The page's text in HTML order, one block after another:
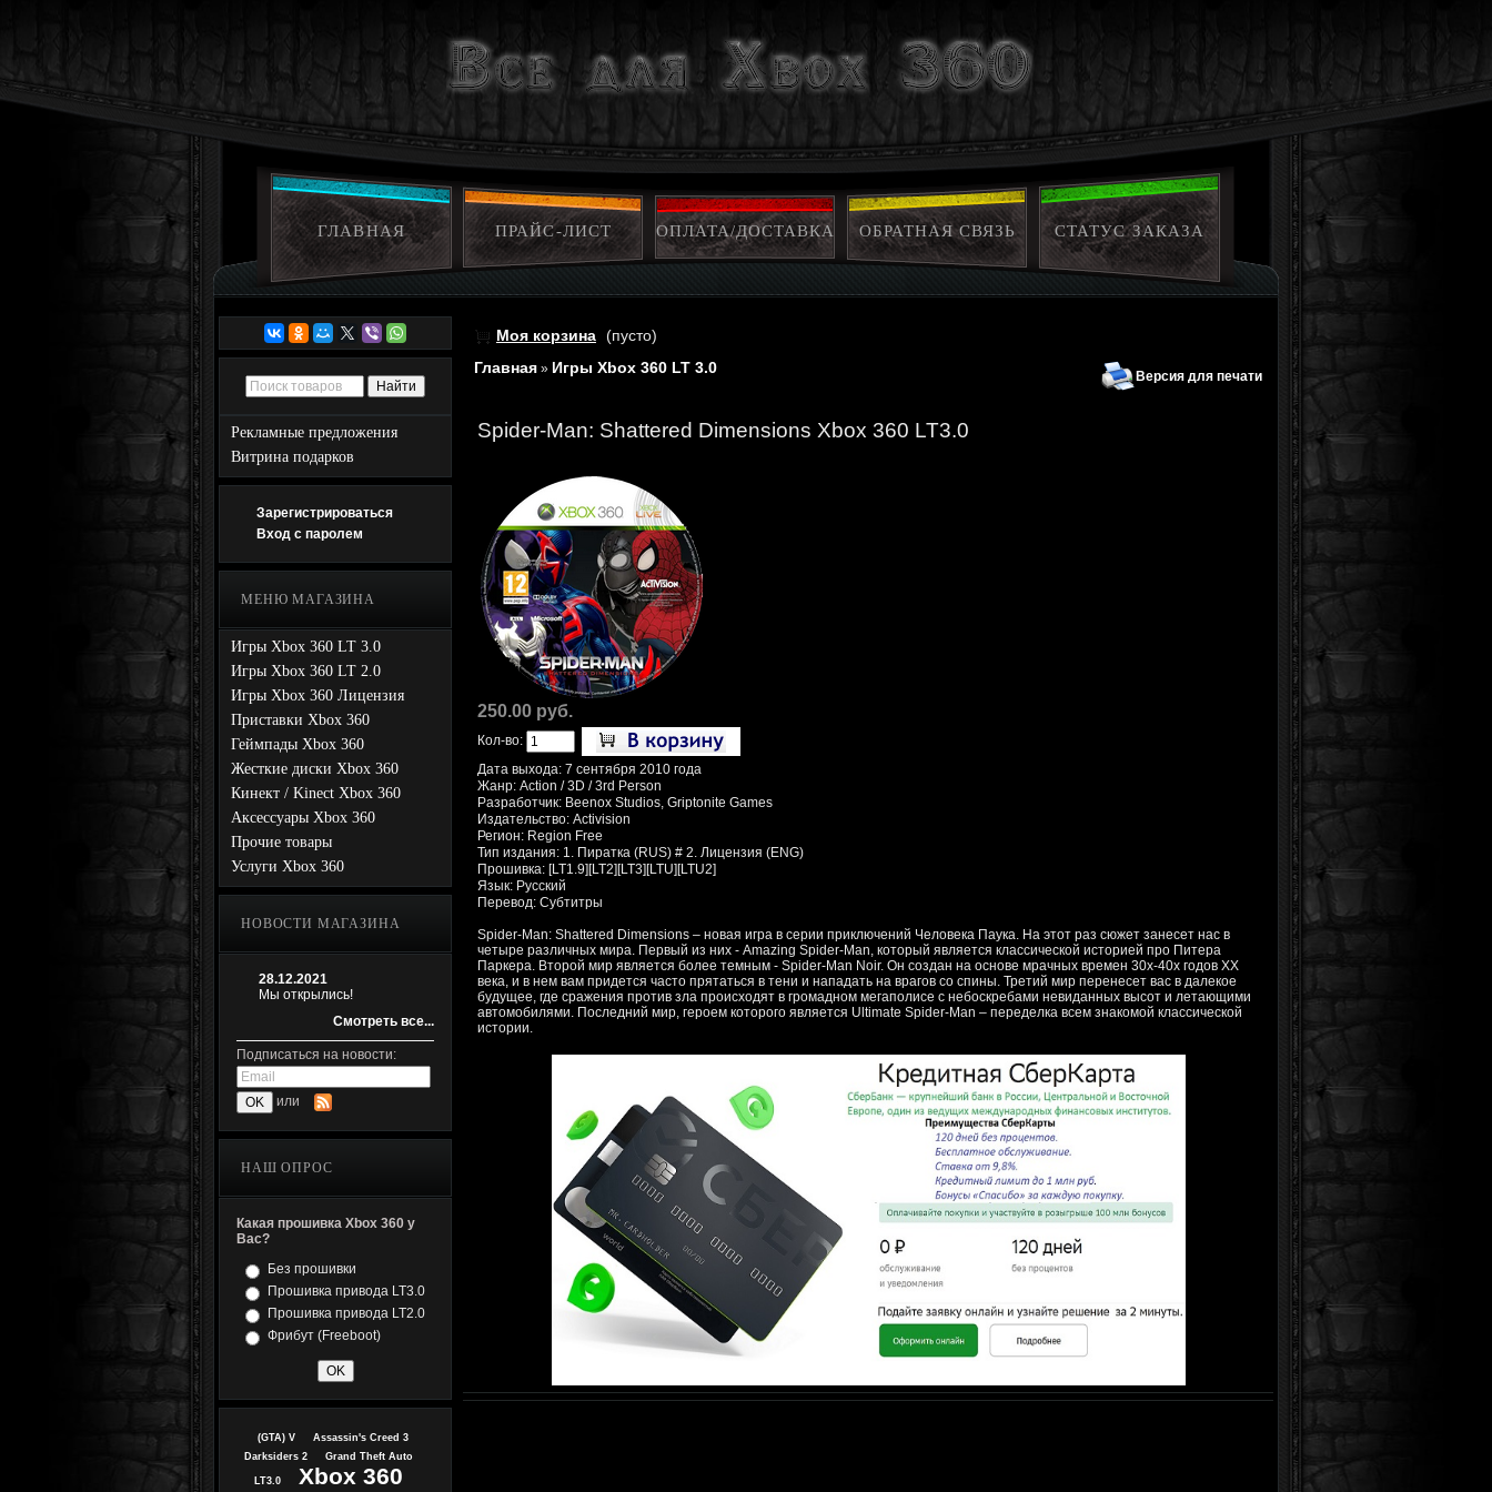
ГЛАВНАЯ ПРАЙС-ЛИСТ ОПЛАТА/ДОСТАВКА ОБРАТНАЯ СВЯЗЬ СТАТУС ЗАКАЗА
Рекламные предложения
Витрина подарков
Зарегистрироваться
Вход с паролем
МЕНЮ МАГАЗИНА
Игры Xbox 360 LT 3.0
Игры Xbox 360 LT 2.0
Игры Xbox 360 Лицензия
Приставки Xbox 360
Геймпады Xbox 360
Жесткие диски Xbox 360
Кинект / Kinect Xbox 360
Аксессуары Xbox 360
Прочие товары
Услуги Xbox 360
НОВОСТИ МАГАЗИНА
28.12.2021
Мы открылись!
Смотреть все...
Подписаться на новости:
или
НАШ ОПРОС
Какая прошивка Xbox 360 у
Вас?
Без прошивки
Прошивка привода LT3.0
Прошивка привода LT2.0
Фрибут (Freeboot)
(GTA) V
Assassin's Creed 3
Darksiders 2
Grand Theft Auto
LT3.0 Xbox 360
Моя корзина (пусто)
Главная » Игры Xbox 360 LT 3.0 Версия для печати
Spider-Man: Shattered Dimensions Xbox 360 LT3.0
250.00 руб.
Кол-во:
Дата выхода: 7 сентября 2010 года
Жанр: Action / 3D / 3rd Person
Разработчик: Beenox Studios, Griptonite Games
Издательство: Activision
Регион: Region Free
Тип издания: 1. Пиратка (RUS) # 2. Лицензия (ENG)
Прошивка: [LT1.9][LT2][LT3][LTU][LTU2]
Язык: Русский
Перевод: Субтитры
Spider-Man: Shattered Dimensions – новая игра в серии приключений Человека Паука. На этот раз сюжет занесет нас в
четыре различных мира. Первый из них - Amazing Spider-Man, который является классической историей про Питера
Паркера. Второй мир является более темным - Spider-Man Noir. Он создан на основе мрачных времен 30х-40х годов XX
века, и в нем вам придется часто прятаться в тени и нападать на врагов со спины. Третий мир перенесет вас в далекое
будущее, где сражения против зла происходят в громадном мегаполисе с небоскребами невиданных высот и летающими
автомобилями. Последний мир, героем которого является Ultimate Spider-Man – переделка всем знакомой классической
истории.